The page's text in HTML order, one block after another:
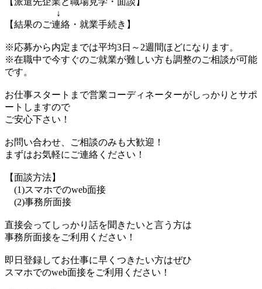
↓
【結果のご連絡・就業手続き】
※応募から内定までは平均3日～2週間ほどになります。
※在職中で今すぐのご就業が難しい方も調整のご相談が可能
です。
お仕事スタートまで営業コーディネーターがしっかりとサポ
ートしますので
ご安心下さい！
お問い合わせ、ご相談のみも大歓迎！
まずはお気軽にご連絡ください！
【面談方法】
(1)スマホでのweb面接
(2)事務所面接
直接会ってしっかり話を聞きたいと言う方は
事務所面接をご利用ください！
即日登録してお仕事に早くつきたい方はぜひ
スマホでのweb面接をご利用ください！